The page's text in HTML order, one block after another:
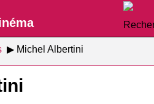
Michel Albertini